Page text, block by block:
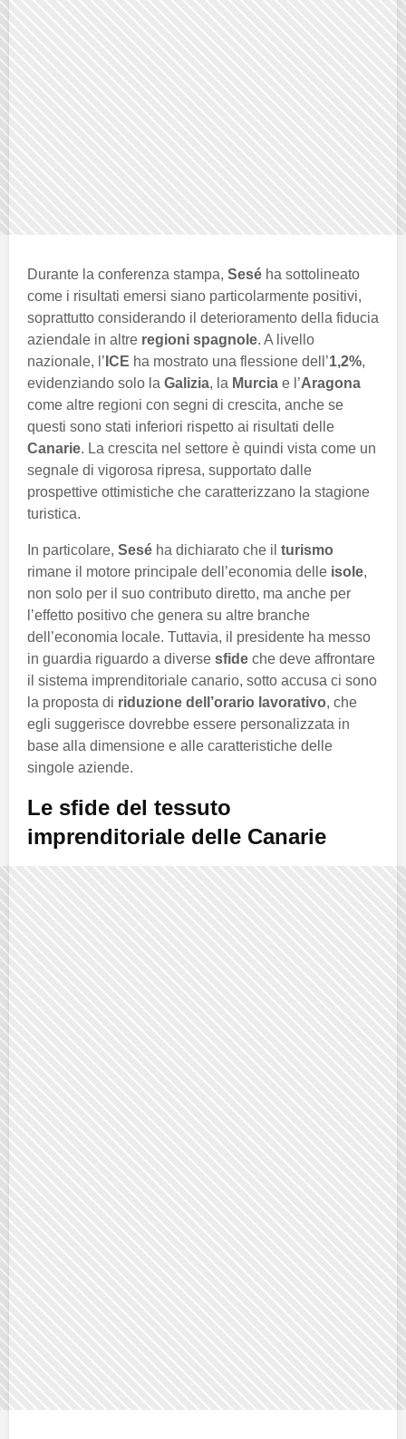
Durante la conferenza stampa, Sesé ha sottolineato
come i risultati emersi siano particolarmente positivi,
soprattutto considerando il deterioramento della fiducia
aziendale in altre regioni spagnole. A livello
nazionale, l’ ICE ha mostrato una flessione dell’1,2%,
evidenziando solo la Galizia, la Murcia e l’Aragona
come altre regioni con segni di crescita, anche se
questi sono stati inferiori rispetto ai risultati delle
Canarie. La crescita nel settore è quindi vista come un
segnale di vigorosa ripresa, supportato dalle
prospettive ottimistiche che caratterizzano la stagione
turistica.
In particolare, Sesé ha dichiarato che il turismo
rimane il motore principale dell’economia delle isole,
non solo per il suo contributo diretto, ma anche per
l’effetto positivo che genera su altre branche
dell’economia locale. Tuttavia, il presidente ha messo
in guardia riguardo a diverse sfide che deve affrontare
il sistema imprenditoriale canario, sotto accusa ci sono
la proposta di riduzione dell’orario lavorativo, che
egli suggerisce dovrebbe essere personalizzata in
base alla dimensione e alle caratteristiche delle
singole aziende.
Le sfide del tessuto
imprenditoriale delle Canarie